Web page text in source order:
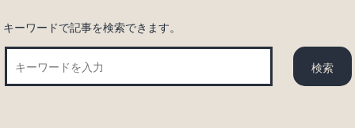
キーワードで記事を検索できます。